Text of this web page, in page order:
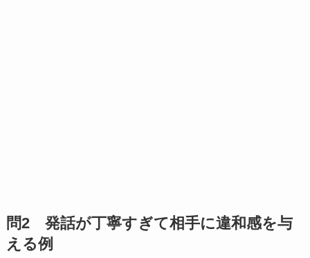
問2 発話が丁寧すぎて相手に違和感を与
える例